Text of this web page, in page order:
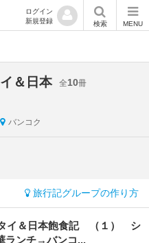
ログイン
新規登録
検索 MENU
＆日本 全10冊
バンコク
旅行記グループの作り方
イ＆日本飽食記 （１） シ
ランチ→バンコ...